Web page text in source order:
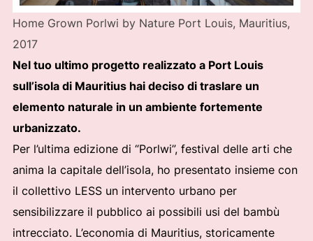
Home Grown Porlwi by Nature Port Louis, Mauritius,
2017
Nel tuo ultimo progetto realizzato a Port Louis
sull’isola di Mauritius hai deciso di traslare un
elemento naturale in un ambiente fortemente
urbanizzato.
Per l’ultima edizione di “Porlwi”, festival delle arti che
anima la capitale dell’isola, ho presentato insieme con
il collettivo LESS un intervento urbano per
sensibilizzare il pubblico ai possibili usi del bambù
intrecciato. L’economia di Mauritius, storicamente